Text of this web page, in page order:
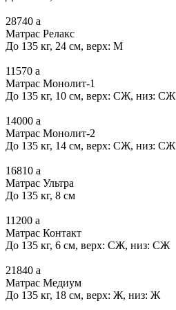
28740 a
Матрас Релакс
До 135 кг, 24 см, верх: М
11570 a
Матрас Монолит-1
До 135 кг, 10 см, верх: СЖ, низ: СЖ
14000 a
Матрас Монолит-2
До 135 кг, 14 см, верх: СЖ, низ: СЖ
16810 a
Матрас Ультра
До 135 кг, 8 см
11200 a
Матрас Контакт
До 135 кг, 6 см, верх: СЖ, низ: СЖ
21840 a
Матрас Медиум
До 135 кг, 18 см, верх: Ж, низ: Ж